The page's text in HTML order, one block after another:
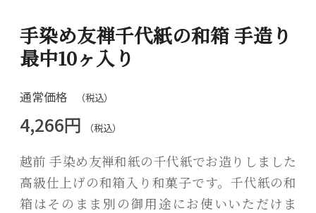
手染め友禅千代紙の和箱 手造り
最中10ヶ入り
通常価格 （税込）
4,266円 （税込）
越前 手染め友禅和紙の千代紙でお造りしました
高級仕上げの和箱入り和菓子です。千代紙の和
箱はそのまま別の御用途にお使いいただけま